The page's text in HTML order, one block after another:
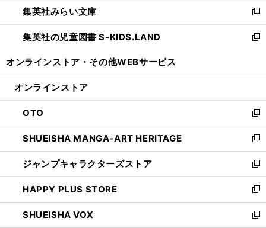
く
で
開
く
ド
ウ
で
ィ
ン
ド
開
集英社みらい文庫
新
し
い
ン
ウ
で
開
く
集英社の児童図書 S-KIDS.LAND
新
ウ
ン
ド
ウ
で
開
く
オンラインストア・ その他WEBサービス
オンラインストア
OTO
新
し
い
ウ
ィ
ン
ド
ウ
で
SHUEISHA MANGA-ART HERITAGE
新
し
い
ウ
ィ
ン
ド
ジャンプキャラクターズストア
新
し
い
ウ
ィ
HAPPY PLUS STORE
新
し
い
SHUEISHA VOX
新